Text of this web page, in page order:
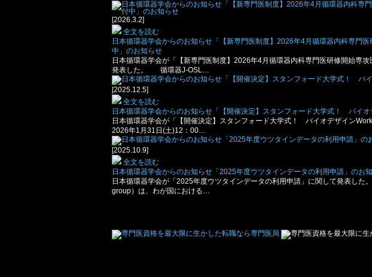
[2026.3.2]
全文を読む
日本循環器学会からのお知らせ「【新専⾨医制度】2026年4⽉循環器内科専⾨
中」のお知らせ
日本循環器学会が「【新専⾨医制度】2026年4⽉循環器内科専⾨医研修開始専
発表した。 循環器J-OSL…
[2025.12.5]
全文を読む
日本循環器学会からのお知らせ「【開催決定】スタンフォード大学式！ バ
日本循環器学会が「【開催決定】スタンフォード大学式！ バイオデザイン
2026年1月31日(土)12：00…
[2025.10.9]
全文を読む
日本循環器学会からのお知らせ「2025年度ウツタインデータの利用申請」のお
日本循環器学会が「2025年度ウツタインデータの利用申請」に関して発表し
group）は、わが国における…